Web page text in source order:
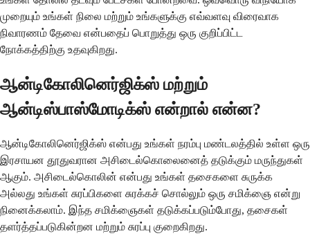
முறையும் உங்கள் நிலை மற்றும் உங்களுக்கு எவ்வளவு விரைவாக
நிவாரணம் தேவை என்பதைப் பொறுத்து ஒரு குறிப்பிட்ட
நோக்கத்திற்கு உதவுகிறது.
ஆன்டிகோலினெர்ஜிக்ஸ் மற்றும்
ஆன்டிஸ்பாஸ்மோடிக்ஸ் என்றால் என்ன?
ஆன்டிகோலினெர்ஜிக்ஸ் என்பது உங்கள் நரம்பு மண்டலத்தில் உள்ள ஒரு
இரசாயன தூதுவரான அசிடைல்கொலைனைத் தடுக்கும் மருந்துகள்
ஆகும். அசிடைல்கொலின் என்பது உங்கள் தசைகளை சுருக்க
அல்லது உங்கள் சுரப்பிகளை சுரக்கச் சொல்லும் ஒரு சமிக்ஞை என்று
நினைக்கலாம். இந்த சமிக்ஞைகள் தடுக்கப்படும்போது, தசைகள்
தளர்த்தப்படுகின்றன மற்றும் சுரப்பு குறைகிறது.